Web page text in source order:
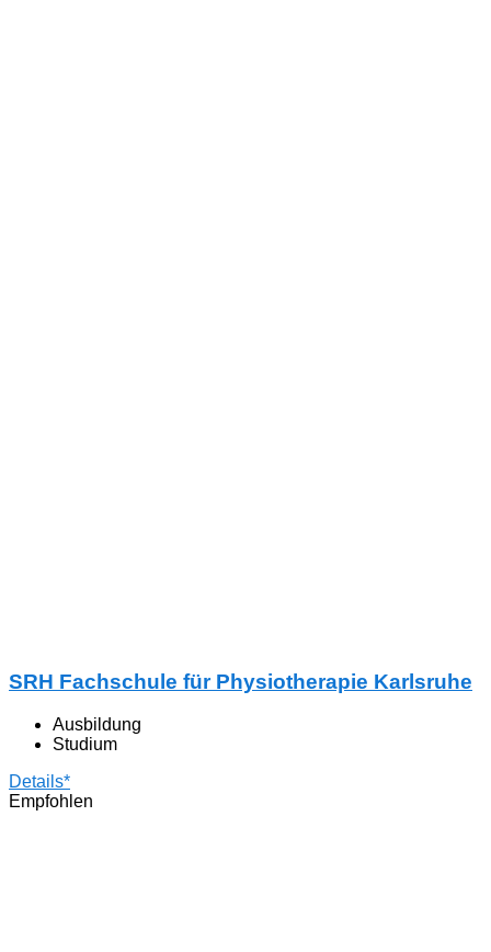
SRH Fachschule für Physiotherapie Karlsruhe
Ausbildung
Studium
Details*
Empfohlen